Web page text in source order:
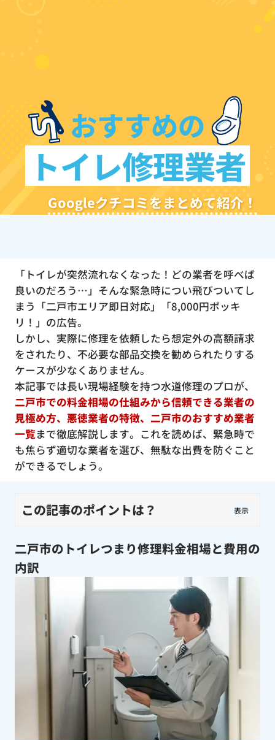
おすすめの
トイレ修理業者
Googleクチコミをまとめて紹介！
「トイレが突然流れなくなった！どの業者を呼べば
良いのだろう…」そんな緊急時につい飛びついてし
まう「二戸市エリア即日対応」「8,000円ポッキ
リ！」の広告。
しかし、実際に修理を依頼したら想定外の高額請求
をされたり、不必要な部品交換を勧められたりする
ケースが少なくありません。
本記事では長い現場経験を持つ水道修理のプロが、
二戸市での料金相場の仕組みから信頼できる業者の
見極め方、悪徳業者の特徴、二戸市のおすすめ業者
一覧まで徹底解説します。これを読めば、緊急時で
も焦らず適切な業者を選び、無駄な出費を防ぐこと
ができるでしょう。
この記事のポイントは？ 表示
二戸市のトイレつまり修理料金相場と費用の
内訳